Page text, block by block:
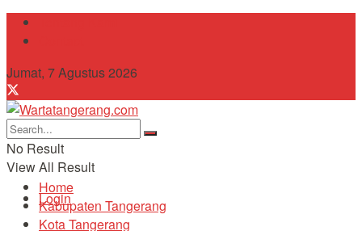
Jumat, 7 Agustus 2026
No Result
View All Result
Login
Home
Kabupaten Tangerang
Kota Tangerang